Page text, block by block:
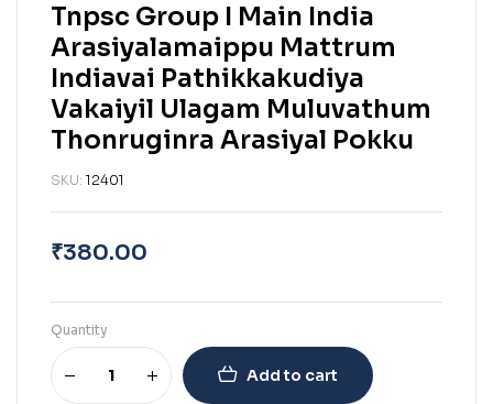
Tnpsc Group I Main India
Arasiyalamaippu Mattrum
Indiavai Pathikkakudiya
Vakaiyil Ulagam Muluvathum
Thonruginra Arasiyal Pokku
SKU: 12401
₹380.00
Quantity
Add to cart